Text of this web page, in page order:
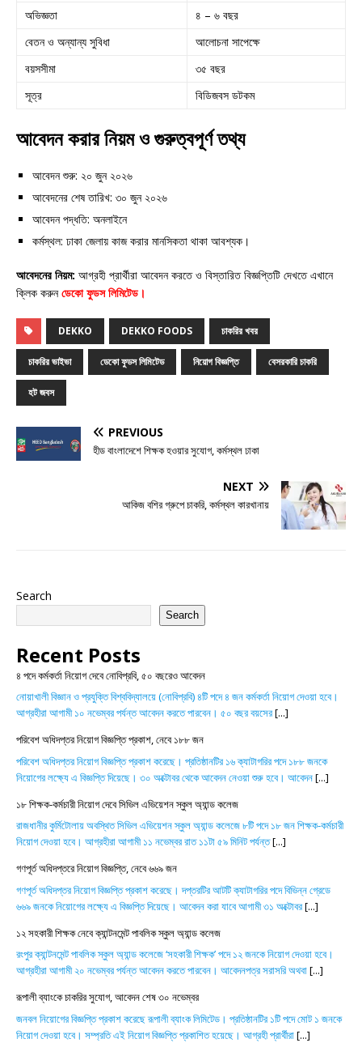
অভিজ্ঞতা
৪ – ৬ বছর
বেতন ও অন্যান্য সুবিধা
আলোচনা সাপেক্ষে
বয়সসীমা
৩৫ বছর
সূত্র
বিডিজবস ডটকম
আবেদন করার নিয়ম ও গুরুত্বপূর্ণ তথ্য
আবেদন শুরু: ২০ জুন ২০২৬
আবেদনের শেষ তারিখ: ৩০ জুন ২০২৬
আবেদন পদ্ধতি: অনলাইনে
কর্মস্থল: ঢাকা জেলায় কাজ করার মানসিকতা থাকা আবশ্যক।
আবেদনের নিয়ম: আগ্রহী প্রার্থীরা আবেদন করতে ও বিস্তারিত বিজ্ঞপ্তিটি দেখতে এখানে
ক্লিক করুনডেকো ফুডস লিমিটেড।
DEKKO DEKKO FOODS চাকরির খবর
চাকরির ভাইভা ডেকো ফুডস লিমিটেড নিয়োগ বিজ্ঞপ্তি বেসরকারি চাকরি
হট জবস
PREVIOUS
হীড বাংলাদেশে শিক্ষক হওয়ার সুযোগ, কর্মস্থল ঢাকা
NEXT
আকিজ বশির গ্রুপে চাকরি, কর্মস্থল কারখানায়
Search
Search
Recent Posts
৪ পদে কর্মকর্তা নিয়োগ দেবে নোবিপ্রবি, ৫০ বছরেও আবেদন
নোয়াখালী বিজ্ঞান ও প্রযুক্তি বিশ্ববিদ্যালয়ে (নোবিপ্রবি) ৪টি পদে ৪ জন কর্মকর্তা নিয়োগ দেওয়া হবে।
আগ্রহীরা আগামী ১০ নভেম্বর পর্যন্ত আবেদন করতে পারবেন। ৫০ বছর বয়সের[...]
পরিবেশ অধিদপ্তর নিয়োগ বিজ্ঞপ্তি প্রকাশ, নেবে ১৮৮ জন
পরিবেশ অধিদপ্তর নিয়োগ বিজ্ঞপ্তি প্রকাশ করেছে। প্রতিষ্ঠানটির ১৬ ক্যাটাগরির পদে ১৮৮ জনকে
নিয়োগের লক্ষ্যে এ বিজ্ঞপ্তি দিয়েছে। ৩০ অক্টোবর থেকে আবেদন নেওয়া শুরু হবে। আবেদন[...]
১৮ শিক্ষক-কর্মচারী নিয়োগ দেবে সিভিল এভিয়েশন স্কুল অ্যান্ড কলেজ
রাজধানীর কুর্মিটোলায় অবস্থিত সিভিল এভিয়েশন স্কুল অ্যান্ড কলেজে ৮টি পদে ১৮ জন শিক্ষক-কর্মচারী
নিয়োগ দেওয়া হবে। আগ্রহীরা আগামী ১১ নভেম্বর রাত ১১টা ৫৯ মিনিট পর্যন্ত[...]
গণপূর্ত অধিদপ্তরে নিয়োগ বিজ্ঞপ্তি, নেবে ৬৬৯ জন
গণপূর্ত অধিদপ্তর নিয়োগ বিজ্ঞপ্তি প্রকাশ করেছে। দপ্তরটির আটটি ক্যাটাগরির পদে বিভিন্ন গ্রেডে
৬৬৯ জনকে নিয়োগের লক্ষ্যে এ বিজ্ঞপ্তি দিয়েছে। আবেদন করা যাবে আগামী ৩১ অক্টোবর[...]
১২ সহকারী শিক্ষক নেবে ক্যান্টনমেন্ট পাবলিক স্কুল অ্যান্ড কলেজ
রংপুর ক্যান্টনমেন্ট পাবলিক স্কুল অ্যান্ড কলেজে ‘সহকারী শিক্ষক’ পদে ১২ জনকে নিয়োগ দেওয়া হবে।
আগ্রহীরা আগামী ২০ নভেম্বর পর্যন্ত আবেদন করতে পারবেন। আবেদনপত্র সরাসরি অথবা[...]
রূপালী ব্যাংকে চাকরির সুযোগ, আবেদন শেষ ৩০ নভেম্বর
জনবল নিয়োগের বিজ্ঞপ্তি প্রকাশ করেছে রূপালী ব্যাংক লিমিটেড। প্রতিষ্ঠানটির ১টি পদে মোট ১ জনকে
নিয়োগ দেওয়া হবে। সম্প্রতি এই নিয়োগ বিজ্ঞপ্তি প্রকাশিত হয়েছে। আগ্রহী প্রার্থীরা[...]